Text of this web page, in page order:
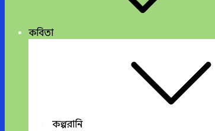
কবিতা
কল্পরানি